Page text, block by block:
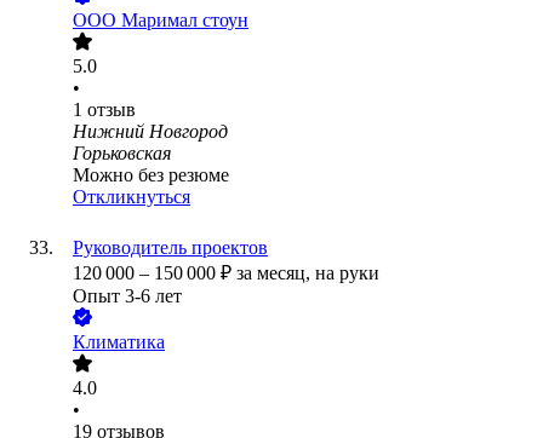
ООО Маримал стоун
5.0
•
1 отзыв
Нижний Новгород
Горьковская
Можно без резюме
Откликнуться
Руководитель проектов
120 000 – 150 000 ₽ за месяц, на руки
Опыт 3-6 лет
Климатика
4.0
•
19 отзывов